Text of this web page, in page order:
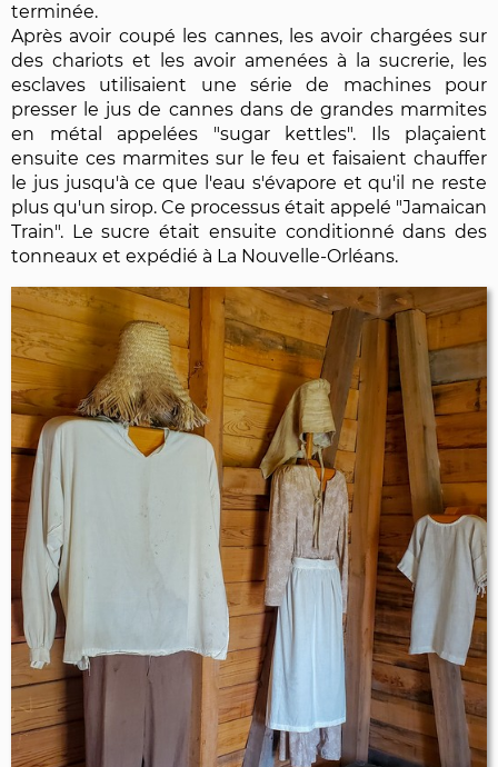
terminée.
Après avoir coupé les cannes, les avoir chargées sur
des chariots et les avoir amenées à la sucrerie, les
esclaves utilisaient une série de machines pour
presser le jus de cannes dans de grandes marmites
en métal appelées "sugar kettles". Ils plaçaient
ensuite ces marmites sur le feu et faisaient chauffer
le jus jusqu'à ce que l'eau s'évapore et qu'il ne reste
plus qu'un sirop. Ce processus était appelé "Jamaican
Train". Le sucre était ensuite conditionné dans des
tonneaux et expédié à La Nouvelle-Orléans.